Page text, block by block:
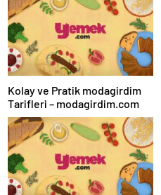
Kolay ve Pratik modagirdim
Tarifleri – modagirdim.com